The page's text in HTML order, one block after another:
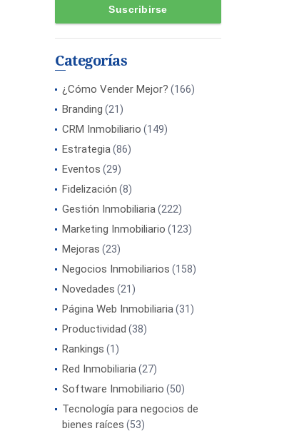
Categorías
¿Cómo Vender Mejor? (166)
Branding (21)
CRM Inmobiliario (149)
Estrategia(86)
Eventos (29)
Fidelización (8)
Gestión Inmobiliaria(222)
Marketing Inmobiliario (123)
Mejoras (23)
Negocios Inmobiliarios (158)
Novedades (21)
Página Web Inmobiliaria(31)
Productividad (38)
Rankings (1)
Red Inmobiliaria(27)
Software Inmobiliario (50)
Tecnología para negocios de
bienes raíces (53)